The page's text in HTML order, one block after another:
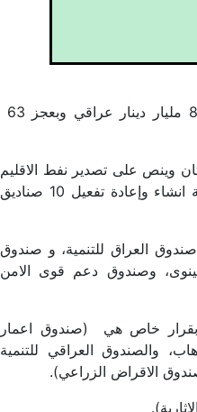
وينص على تصدير نفط الاقليم
عبر الشركة الوطنية لتصدير النفط (سومو)، كما تضمنت الموازنة انشاء وإعادة تفعيل 10 صناديق
انشائها بموجب قانون موازنة عام 2023 هي (صندوق العراق للتنمية، و صندوق
وصندوق دعم قوى الامن
بقرار خاص هي (صندوق اعمار
والصندوق العراقي للتنمية
الاقراض الزراعي).